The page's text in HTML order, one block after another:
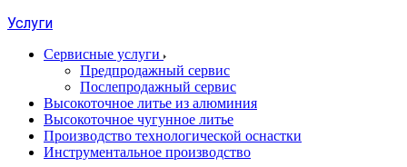
Услуги
Сервисные услуги
Предпродажный сервис
Послепродажный сервис
Высокоточное литье из алюминия
Высокоточное чугунное литье
Производство технологической оснастки
Инструментальное производство